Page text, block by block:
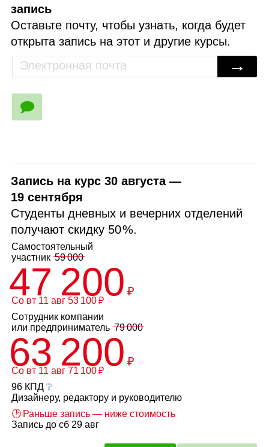
запись
Оставьте почту, чтобы узнать, когда будет
открыта запись на этот и другие курсы.
→
Запись на курс 30 августа —
19 сентября
Студенты дневных и вечерних отделений
получают скидку 50 %.
Самостоятельный
участник59 000
47 200 ₽
Со вт 11 авг 53 100 ₽
Сотрудник компании
или предприниматель79 000
63 200 ₽
Со вт 11 авг 71 100 ₽
96 КПД❔
Дизайнеру, редактору и руководителю
🕑 Раньше запись — ниже стоимость
Запись до сб 29 авг
🗩